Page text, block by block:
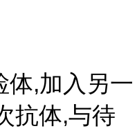
体,加入另一
抗体,与待